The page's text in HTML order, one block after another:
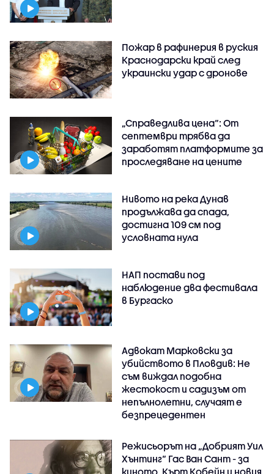
Пожар в рафинерия в руския
Краснодарски край след
украински удар с дронове
„Справедлива цена“: От
септември трябва да
заработят платформите за
проследяване на цените
Нивото на река Дунав
продължава да спада,
достигна 109 см под
условната нула
НАП постави под
наблюдение два фестивала
в Бургаско
Адвокат Марковски за
убийството в Пловдив: Не
съм виждал подобна
жестокост и садизъм от
непълнолетни, случаят е
безпрецедентен
Режисьорът на „Добрият Уил
Хънтинг“ Гас Ван Сант - за
киното, Кърт Кобейн и новия